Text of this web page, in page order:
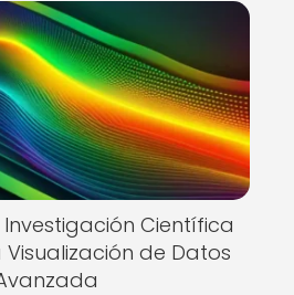
Científica
de Datos